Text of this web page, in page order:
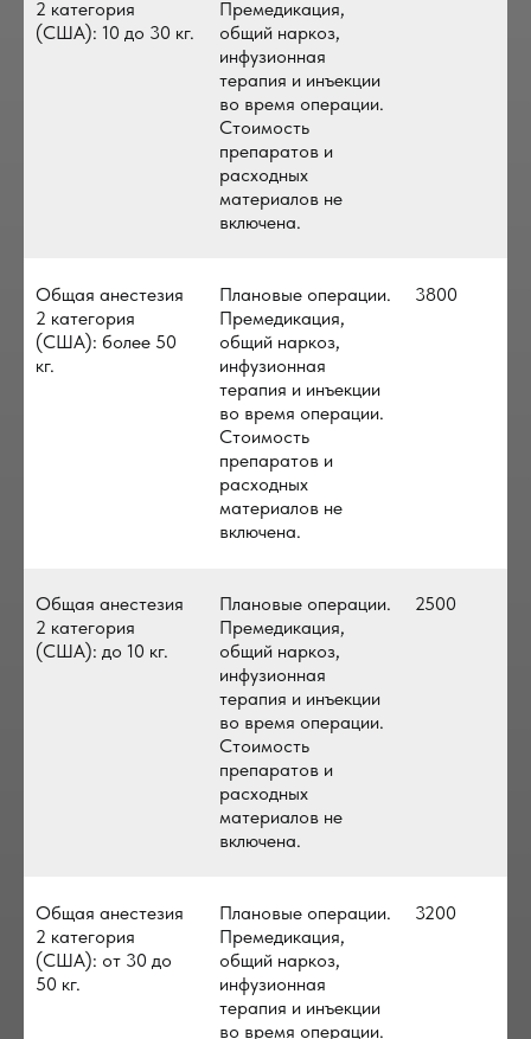
2 категория
(США): 10 до 30 кг.
Премедикация,
общий наркоз,
инфузионная
терапия и инъекции
во время операции.
Стоимость
препаратов и
расходных
материалов не
включена.
Общая анестезия
2 категория
(США): более 50
кг.
Плановые операции.
Премедикация,
общий наркоз,
инфузионная
терапия и инъекции
во время операции.
Стоимость
препаратов и
расходных
материалов не
включена.
3800
Общая анестезия
2 категория
(США): до 10 кг.
Плановые операции.
Премедикация,
общий наркоз,
инфузионная
терапия и инъекции
во время операции.
Стоимость
препаратов и
расходных
материалов не
включена.
2500
Общая анестезия
2 категория
(США): от 30 до
50 кг.
Плановые операции.
Премедикация,
общий наркоз,
инфузионная
терапия и инъекции
во время операции.
3200